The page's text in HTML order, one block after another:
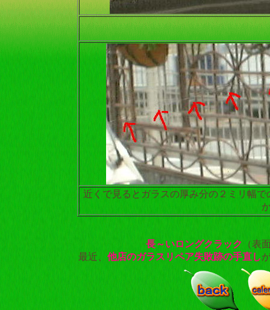
近くで見るとガラスの厚み分の２ミリ幅
長～いロングクラック
（表
最近、 他店のガラスリペア失敗跡の手直し